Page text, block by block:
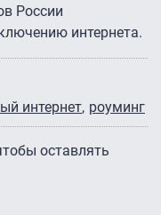
России
интернета.
интернет роуминг
оставлять